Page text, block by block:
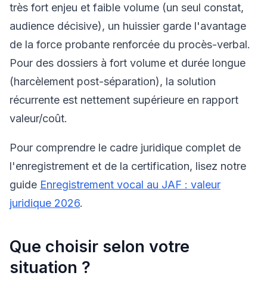
très fort enjeu et faible volume (un seul constat,
audience décisive), un huissier garde l'avantage
de la force probante renforcée du procès-verbal.
Pour des dossiers à fort volume et durée longue
(harcèlement post-séparation), la solution
récurrente est nettement supérieure en rapport
valeur/coût.
Pour comprendre le cadre juridique complet de
l'enregistrement et de la certification, lisez notre
guide Enregistrement vocal au JAF : valeur
juridique 2026.
Que choisir selon votre
situation ?